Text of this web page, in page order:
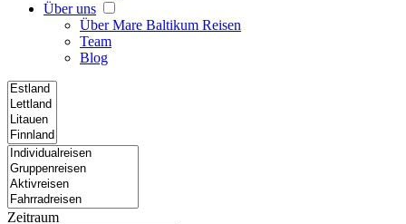
Über uns
Über Mare Baltikum Reisen
Team
Blog
Zeitraum